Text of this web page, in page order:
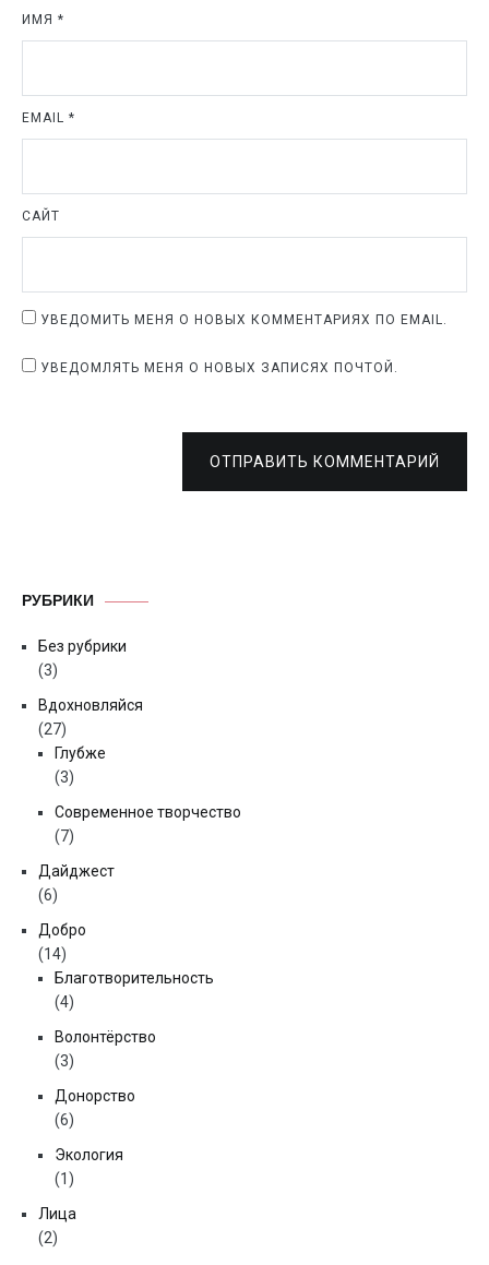
ИМЯ *
EMAIL *
САЙТ
УВЕДОМИТЬ МЕНЯ О НОВЫХ КОММЕНТАРИЯХ ПО EMAIL.
УВЕДОМЛЯТЬ МЕНЯ О НОВЫХ ЗАПИСЯХ ПОЧТОЙ.
ОТПРАВИТЬ КОММЕНТАРИЙ
РУБРИКИ
Без рубрики
(3)
Вдохновляйся
(27)
Глубже
(3)
Современное творчество
(7)
Дайджест
(6)
Добро
(14)
Благотворительность
(4)
Волонтёрство
(3)
Донорство
(6)
Экология
(1)
Лица
(2)